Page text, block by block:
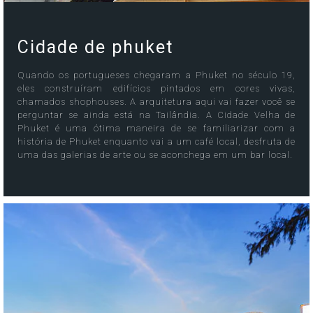
Cidade de phuket
Quando os portugueses chegaram a Phuket no século 19,
eles construíram edifícios pintados em cores vivas,
chamados shophouses. A arquitetura aqui vai fazer você se
perguntar se ainda está na Tailândia. A Cidade Velha de
Phuket é uma ótima maneira de se familiarizar com a
história de Phuket enquanto vai a um café local, desfruta de
uma das galerias de arte ou se aconchega em um bar local.